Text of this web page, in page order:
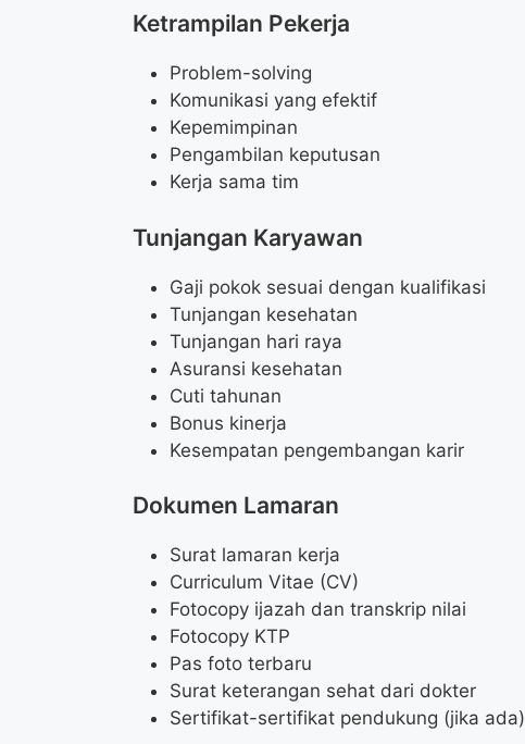
Ketrampilan Pekerja
Problem-solving
Komunikasi yang efektif
Kepemimpinan
Pengambilan keputusan
Kerja sama tim
Tunjangan Karyawan
Gaji pokok sesuai dengan kualifikasi
Tunjangan kesehatan
Tunjangan hari raya
Asuransi kesehatan
Cuti tahunan
Bonus kinerja
Kesempatan pengembangan karir
Dokumen Lamaran
Surat lamaran kerja
Curriculum Vitae (CV)
Fotocopy ijazah dan transkrip nilai
Fotocopy KTP
Pas foto terbaru
Surat keterangan sehat dari dokter
Sertifikat-sertifikat pendukung (jika ada)